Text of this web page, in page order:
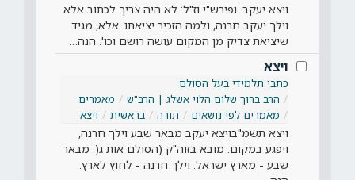
ויצא יעקב. ופירש"י וז"ל: לא היה צריך לכתוב אלא
וילך יעקב חרנה, ולמה הזכיר יציאתו. אלא, מגיד
שיציאת צדיק מן המקום עושה רושם וכו'. הנה…
ויצא
כתבי תלמידי בעל הסולם
הרב ברוך שלום הלוי אשלג | הרב"ש
מאמרים
מאמרים לפי נושאים
תורה בראשית ויצא
ויצא תשמ"בויצא יעקב מבאר שבע וילך חרנה,
ויפגע במקום. מובא בזוה"ק (הסולם אות ג(: מבאר
שבע - מארץ ישראל. וילך חרנה - לחוץ לארץ.